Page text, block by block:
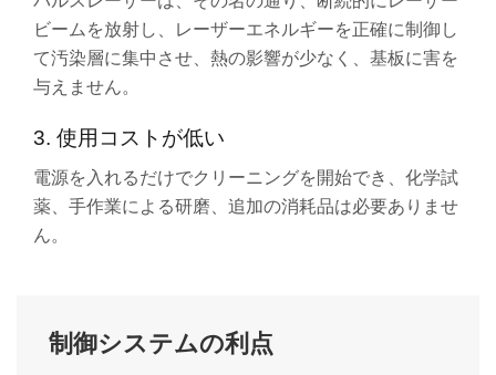
ビームを放射し、レーザーエネルギーを正確に制御し
て汚染層に集中させ、熱の影響が少なく、基板に害を
与えません。
3. 使用コストが低い
電源を入れるだけでクリーニングを開始でき、化学試
薬、手作業による研磨、追加の消耗品は必要ありませ
ん。
制御システムの利点